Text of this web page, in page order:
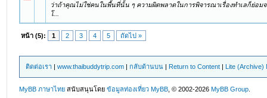
ว่าถ้าคุณไม่ใช่คนในพื้นที่นั้น ๆ ความผิดพลาดในการพิจารณาเรื่องทำเลก็ย่อม
โ...
หน้า (5): 1 2 3 4 5 ถัดไป »
ติดต่อเรา |www.thaibuddytrip.com |กลับด้านบน | Return to Content | Lite (Archive)
MyBB ภาษาไทย สนับสนุนโดยข้อมูลท่องเที่ยว MyBB , © 2002-2026MyBB Group